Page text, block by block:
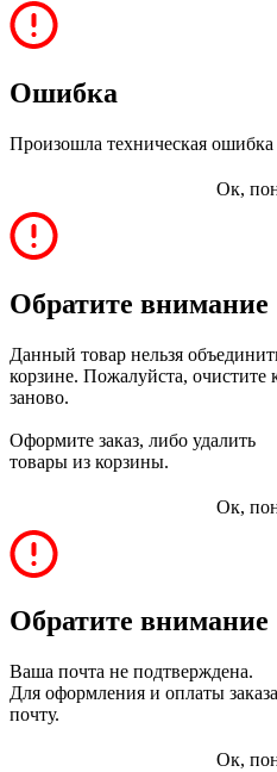
Ошибка
Произошла техническая ошибка
Ок,
Обратите внимание
Данный товар нельзя
корзине. Пожалуйста, очистите
заново.
Оформите заказ, либо удалить
товары из корзины.
Ок,
Обратите внимание
Ваша почта не подтверждена.
Для оформления и оплаты
почту.
Ок,